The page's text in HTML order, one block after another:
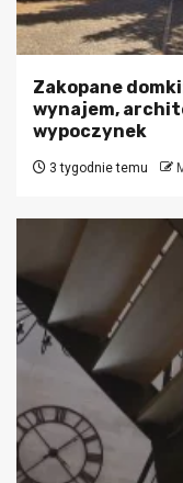
Zakopane
wynajem,
wypoczynek
3 tygodnie temu